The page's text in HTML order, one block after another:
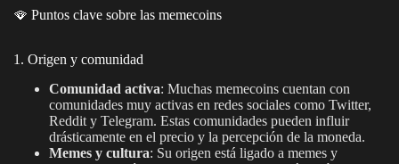
🪭 Puntos clave sobre las memecoins
1. Origen y comunidad
Comunidad activa: Muchas memecoins cuentan con
comunidades muy activas en redes sociales como Twitter,
Reddit y Telegram. Estas comunidades pueden influir
drásticamente en el precio y la percepción de la moneda.
Memes y cultura: Su origen está ligado a memes y